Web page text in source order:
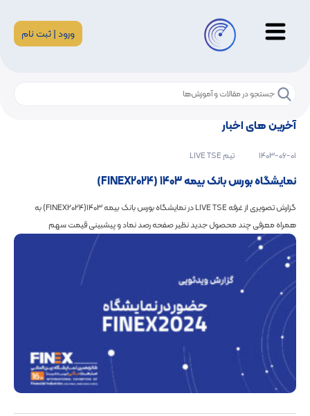
ورود | ثبت نام
آخرین های اخبار
1403-06-01 تیم LIVE TSE
نمایشگاه بورس بانک بیمه 1403 (FINEX2024)
گزارش تصویری از غرفه LIVE TSE در نمایشگاه بورس بانک بیمه 1403(FINEX2024) به
همراه معرفی چند محصول جدید نظیر صفحه رصد نماد و پیشبینی قیمت سهم